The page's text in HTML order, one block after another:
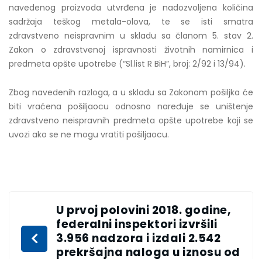
navedenog proizvoda utvrđena je nadozvoljena količina
sadržaja teškog metala-olova, te se isti smatra
zdravstveno neispravnim u skladu sa članom 5. stav 2.
Zakon o zdravstvenoj ispravnosti životnih namirnica i
predmeta opšte upotrebe (“Sl.list R BiH”, broj: 2/92 i 13/94).
Zbog navedenih razloga, a u skladu sa Zakonom pošiljka će
biti vraćena pošiljaocu odnosno naređuje se uništenje
zdravstveno neispravnih predmeta opšte upotrebe koji se
uvozi ako se ne mogu vratiti pošiljaocu.
U prvoj polovini 2018. godine,
federalni inspektori izvršili
3.956 nadzora i izdali 2.542
prekršajna naloga u iznosu od